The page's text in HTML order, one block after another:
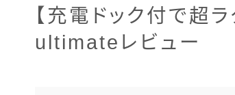
【充電ドック付で超
ultimateレビュー